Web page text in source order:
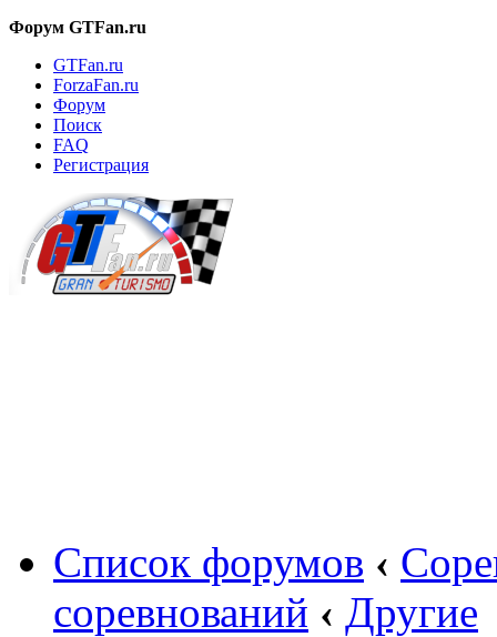
Форум GTFan.ru
GTFan.ru
ForzaFan.ru
Форум
Поиск
FAQ
Регистрация
Список форумов ‹
соревнований ‹ Другие